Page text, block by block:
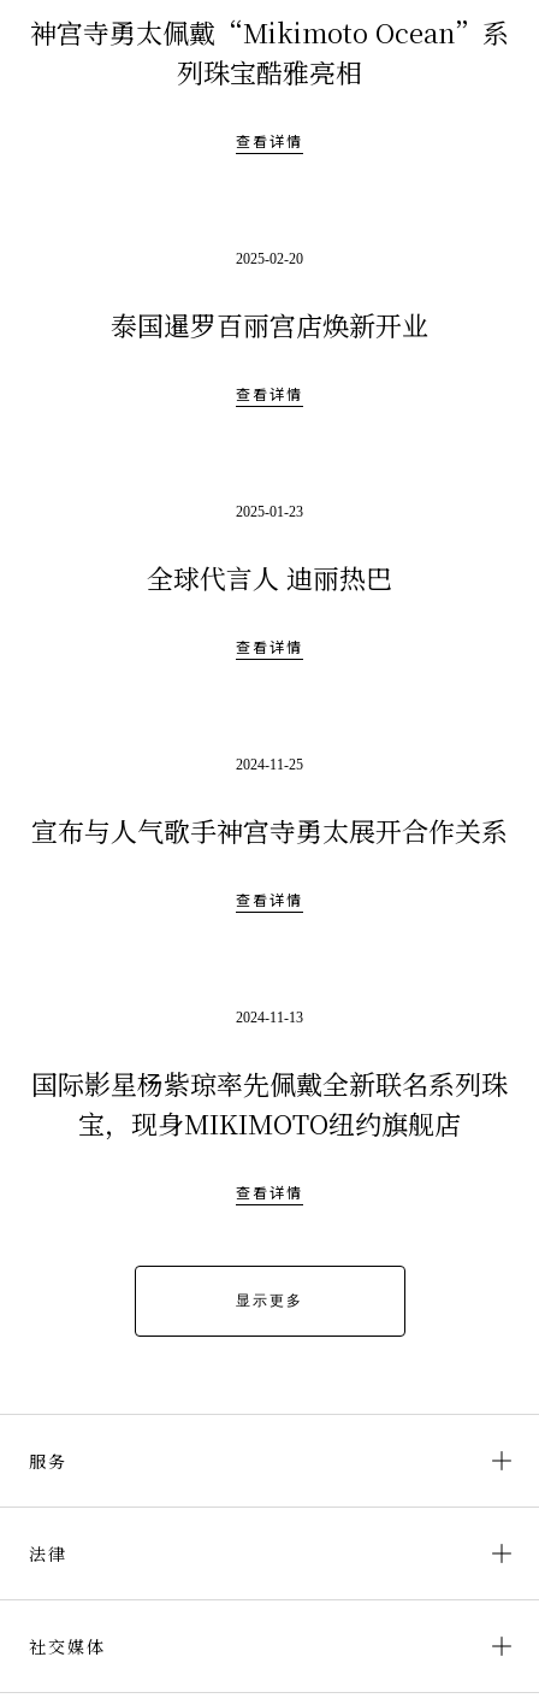
神宫寺勇太佩戴“Mikimoto Ocean”系
列珠宝酷雅亮相
查看详情
2025-02-20
泰国暹罗百丽宫店焕新开业
查看详情
2025-01-23
全球代言人 迪丽热巴
查看详情
2024-11-25
宣布与人气歌手神宫寺勇太展开合作关系
查看详情
2024-11-13
国际影星杨紫琼率先佩戴全新联名系列珠
宝，现身MIKIMOTO纽约旗舰店
查看详情
显示更多
服务
法律
社交媒体